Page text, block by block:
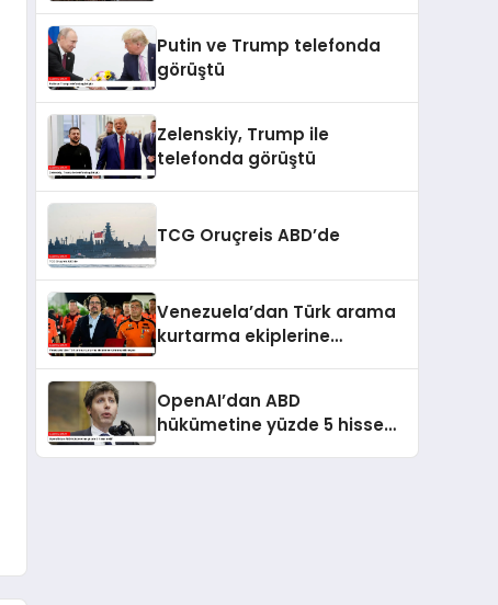
Putin ve Trump telefonda
görüştü
Zelenskiy, Trump ile
telefonda görüştü
TCG Oruçreis ABD’de
Venezuela’dan Türk arama
kurtarma ekiplerine
OpenAI’dan ABD
hükümetine yüzde 5 hisse